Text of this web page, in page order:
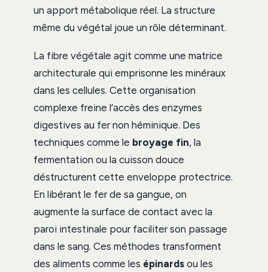
un apport métabolique réel. La structure
même du végétal joue un rôle déterminant.
La fibre végétale agit comme une matrice
architecturale qui emprisonne les minéraux
dans les cellules. Cette organisation
complexe freine l’accès des enzymes
digestives au fer non héminique. Des
techniques comme le broyage fin, la
fermentation ou la cuisson douce
déstructurent cette enveloppe protectrice.
En libérant le fer de sa gangue, on
augmente la surface de contact avec la
paroi intestinale pour faciliter son passage
dans le sang. Ces méthodes transforment
des aliments comme les épinards ou les